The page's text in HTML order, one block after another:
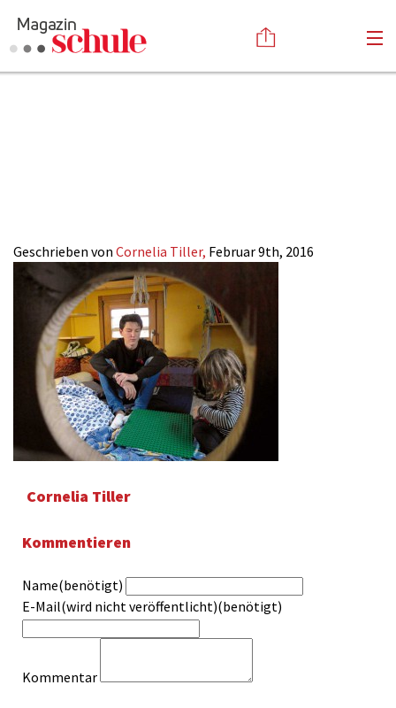
Impressum
Geschrieben von Cornelia Tiller, Februar 9th, 2016
Cornelia Tiller
Kommentieren
Name(benötigt)
E-Mail(wird nicht veröffentlicht)(benötigt)
Kommentar